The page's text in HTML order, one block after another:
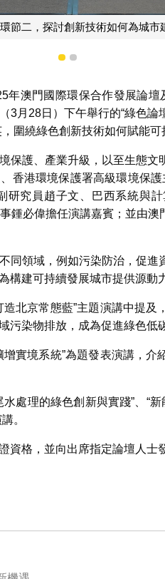
論壇環節二，助力城市綠色可持
1 2
年澳門國際環保合作發展論
3月28日）下午舉行的“綠色
圍繞綠色創新技術如何賦能可
保護、產業升級，以至生態文
香港環境保護署高級環境保
研究員趙子文、巴西系統與
鍾必偉擔任演講嘉賓；並由
同領域，例如污染防治，促進
構建可持續發展城市提供源動
北京常態藍”主題演講中提
污染物排放，成為促進綠色低
實境系統”為題發表演講，
處理的綠色創新與實踐”、“
。
資格，並向出席指定論壇人士